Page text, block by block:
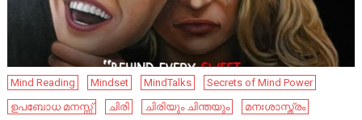
Mind Reading Mindset MindTalks
Secrets of Mind Power
ഉപബോധ മനസ്സ്
ചിരി ചിരിയും ചിന്തയും
മനഃശാസ്ത്രം